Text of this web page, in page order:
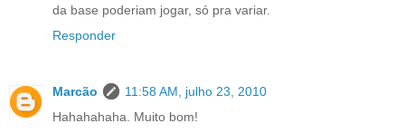
da base poderiam jogar, só pra variar.
Responder
Marcão
11:58 AM, julho 23, 2010
Hahahahaha. Muito bom!